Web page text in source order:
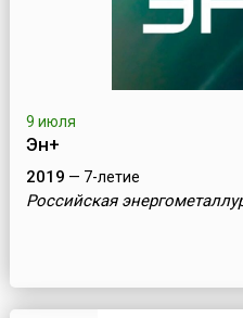
9 июля
Эн+
2019 — 7-летие
Российская